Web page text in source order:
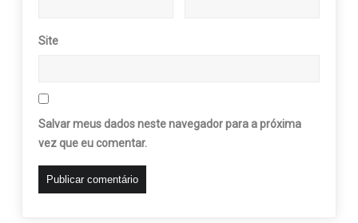
Site
Salvar meus dados neste navegador para a próxima
vez que eu comentar.